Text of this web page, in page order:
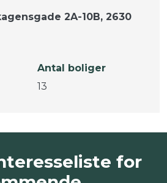
2A-10B, 2630
Antal boliger
13
for